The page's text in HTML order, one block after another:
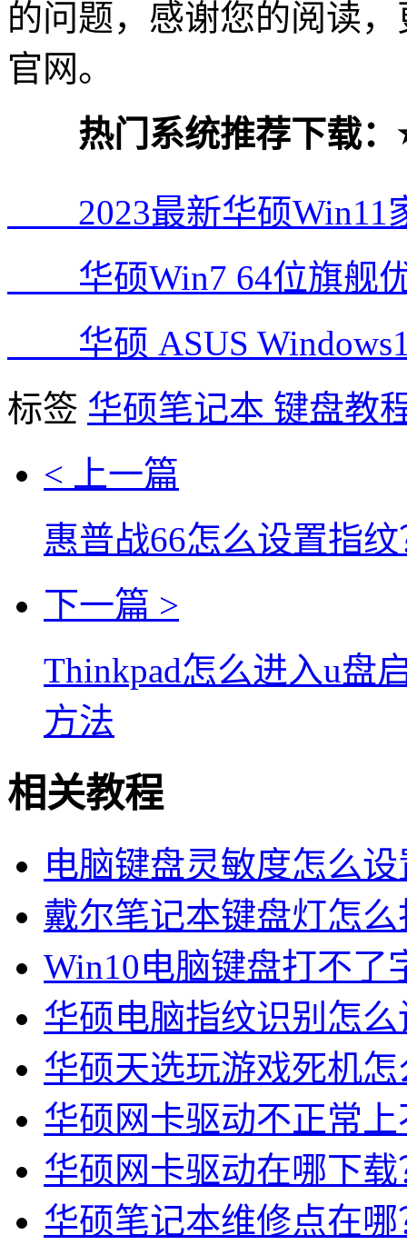
的问题，感谢您的阅读
官网。
热门系统推荐下载：
2023最新华硕Win11
华硕Win7 64位旗舰
华硕 ASUS
标签 华硕笔记本 键盘教
< 上一篇
惠普战66怎么设置指
下一篇 >
Thinkpad怎么进入u盘
方法
相关教程
电脑键盘灵敏度怎么设
戴尔笔记本键盘灯怎
Win10电脑键盘打不了
华硕电脑指纹识别怎
华硕天选玩游戏死机
华硕网卡驱动不正常
华硕网卡驱动在哪下
华硕笔记本维修点在